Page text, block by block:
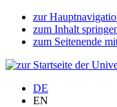
zur
zum Inhalt
zum Seitenende
DE
EN